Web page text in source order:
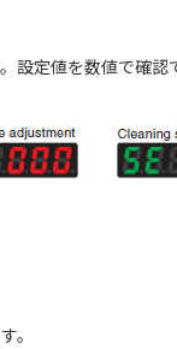
設定値を数値で確
。